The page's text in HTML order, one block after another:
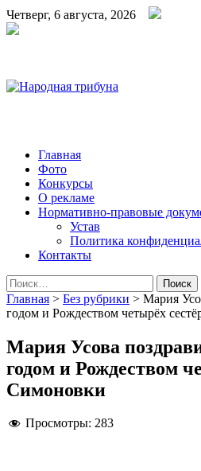
Четверг, 6 августа, 2026
Народная трибуна
Калининская районная газета
Главная
Фото
Конкурсы
О рекламе
Нормативно-правовые
Устав
Политика
Контакты
Найти:
Главная > Без рубрики > Мария
годом и Рождеством четырёх
Мария Усова
годом и Рождеством
Симоновки
Просмотры: 283